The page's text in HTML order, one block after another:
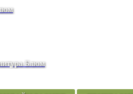
ЛДСП Эггер. Фурнитура Блюм
Блюм